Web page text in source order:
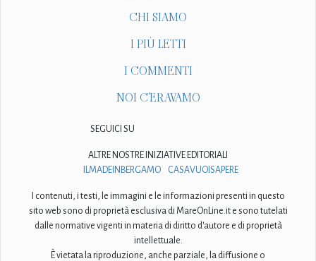
CHI SIAMO
I PIÙ LETTI
I COMMENTI
NOI C'ERAVAMO
SEGUICI SU
ALTRE NOSTRE INIZIATIVE EDITORIALI
ILMADEINBERGAMO
CASAVUOISAPERE
I contenuti, i testi, le immagini e le informazioni presenti in questo
sito web sono di proprietà esclusiva di MareOnLine.it e sono tutelati
dalle normative vigenti in materia di diritto d'autore e di proprietà
intellettuale.
È vietata la riproduzione, anche parziale, la diffusione o